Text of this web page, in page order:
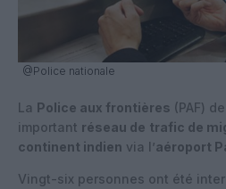
@Police nationale
La Police aux frontières (PAF)
important réseau de trafic de
continent indien via l’aéroport
Vingt-six personnes ont été